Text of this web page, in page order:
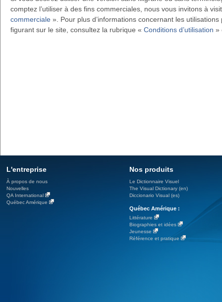
comptez l’utiliser à des fins commerciales, nous vous invitons à
commerciale ». Pour plus d’informations concernant les
figurant sur le site, consultez la rubrique « Conditions d’utilisation »
L'entreprise
À propos de nous
Nouvelles
QA International
Québec Amérique
Nos produits
Le Dictionnaire Visuel
The Visual Dictionary (en)
Diccionario Visual (es)
Québec Amérique :
Littérature
Biographies et idées
Jeunesse
Référence et pratique